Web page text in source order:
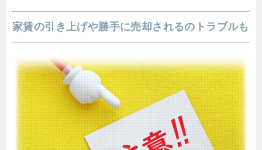
家賃の引き上げや勝手に売却されるのトラブルも